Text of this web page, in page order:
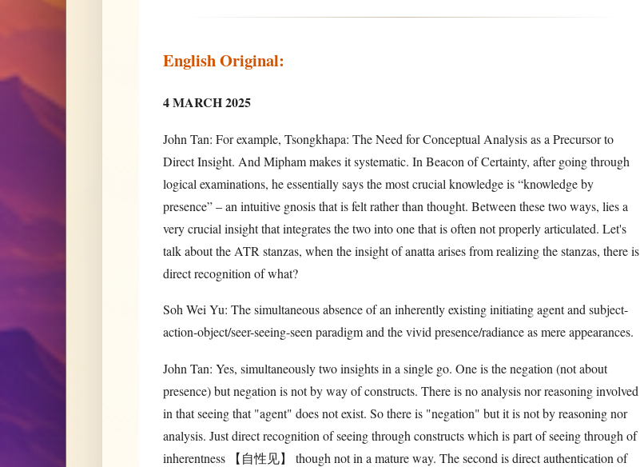
English Original:
4 MARCH 2025
John Tan: For example, Tsongkhapa: The Need for Conceptual Analysis as a Precursor to
Direct Insight. And Mipham makes it systematic. In Beacon of Certainty, after going through
logical examinations, he essentially says the most crucial knowledge is “knowledge by
presence” – an intuitive gnosis that is felt rather than thought. Between these two ways, lies a
very crucial insight that integrates the two into one that is often not properly articulated. Let's
talk about the ATR stanzas, when the insight of anatta arises from realizing the stanzas, there is
direct recognition of what?
Soh Wei Yu: The simultaneous absence of an inherently existing initiating agent and subject-
action-object/seer-seeing-seen paradigm and the vivid presence/radiance as mere appearances.
John Tan: Yes, simultaneously two insights in a single go. One is the negation (not about
presence) but negation is not by way of constructs. There is no analysis nor reasoning involved
in that seeing that "agent" does not exist. So there is "negation" but it is not by reasoning nor
analysis. Just direct recognition of seeing through constructs which is part of seeing through of
inherentness 【自性见】 though not in a mature way. The second is direct authentication of